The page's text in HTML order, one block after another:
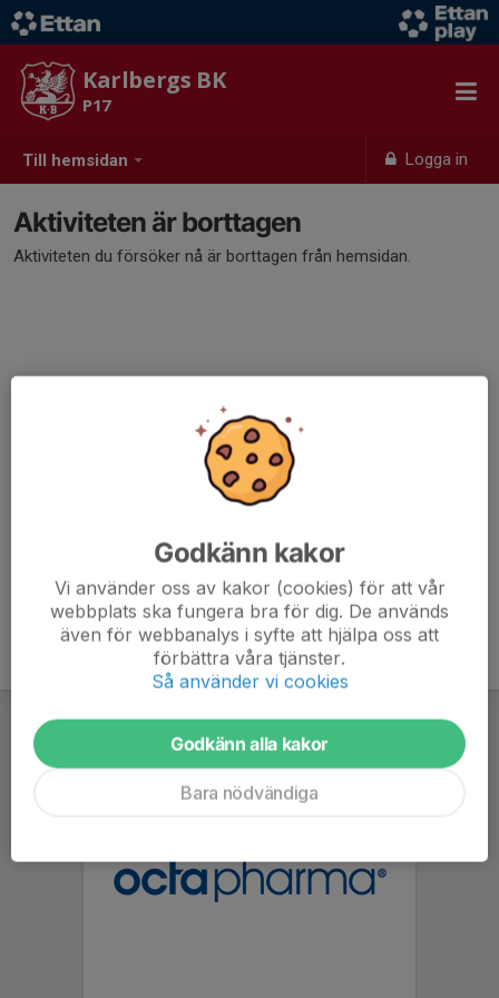
Till hemsidan Logga in
Karlbergs BK
P17
Aktiviteten är borttagen
Aktiviteten du försöker nå är borttagen från hemsidan.
Godkänn kakor
Vi använder oss av kakor (cookies) för att vår
webbplats ska fungera bra för dig. De används
även för webbanalys i syfte att hjälpa oss att
förbättra våra tjänster.
Så använder vi cookies
Godkänn alla kakor
Bara nödvändiga